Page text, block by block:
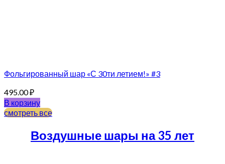
Фольгированный шар «С 30ти летием!» #3
495.00₽
В корзину
смотреть все
Воздушные шары на 35 лет